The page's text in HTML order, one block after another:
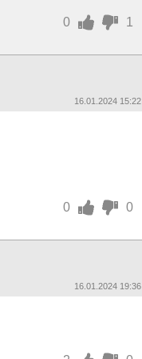
0 1
16.01.2024 15:22
0 0
16.01.2024 19:36